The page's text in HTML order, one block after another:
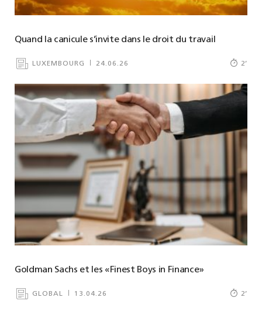
Quand la canicule s’invite dans le droit du travail
LUXEMBOURG 24.06.26 2’
Goldman Sachs et les «Finest Boys in Finance»
GLOBAL 13.04.26 2’